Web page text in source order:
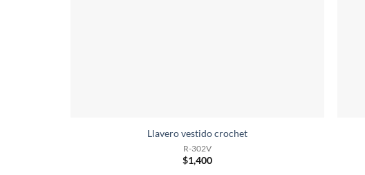
Llavero vestido crochet
R-302V
$1,400